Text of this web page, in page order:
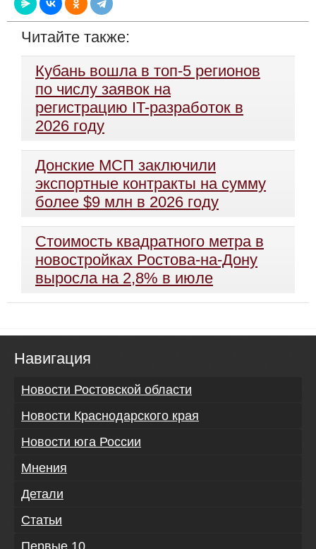
Читайте также:
Кубань вошла в топ-5 регионов
по числу заявок на
регистрацию IT-разработок в
2026 году
Донские МСП заключили
экспортные контракты на сумму
более $9 млн в 2026 году
Стоимость квадратного метра в
новостройках Ростова-на-Дону
выросла на 2,8% в июле
Навигация
Новости Ростовской области
Новости Краснодарского края
Новости юга России
Мнения
Детали
Статьи